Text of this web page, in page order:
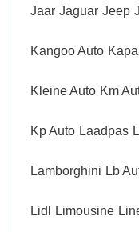
Jaar Jaguar Jeep
Kangoo Auto
Kleine Auto Km
Kp Auto Laadpas
Lamborghini Lb
Lidl Limousine